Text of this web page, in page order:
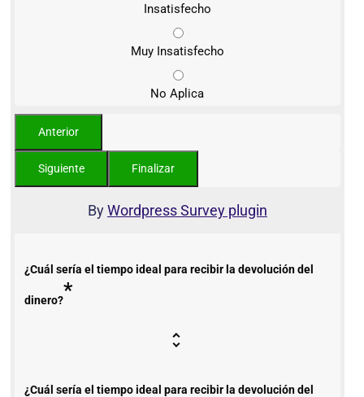
Insatisfecho
Muy Insatisfecho
No Aplica
ByWordpress Survey plugin
¿Cuál sería el tiempo ideal para recibir la devolución del
dinero?*
¿Cuál sería el tiempo ideal para recibir la devolución del